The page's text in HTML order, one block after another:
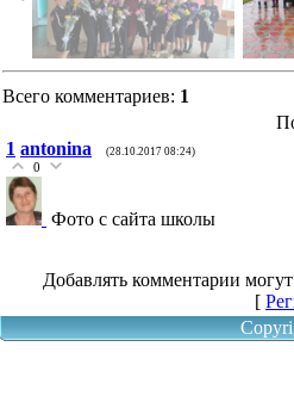
Всего комментариев: 1
1 antonina (28.10.2017 08:24)
0
Фото с сайта школы
Добавлять комментарии
[